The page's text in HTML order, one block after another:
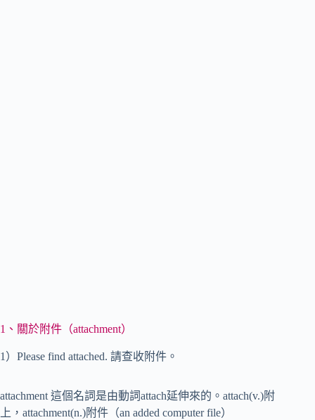
1、關於附件（attachment）
1）Please find attached. 請查收附件。
attachment 這個名詞是由動詞attach延伸來的。attach(v.)附
上，attachment(n.)附件（an added computer file）